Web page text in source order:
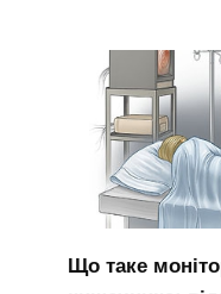
Що таке